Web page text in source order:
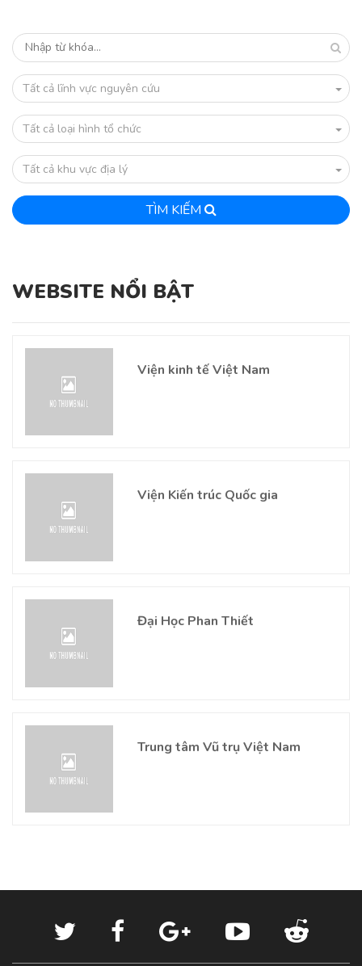
Tất cả lĩnh vực nguyên cứu
Tất cả loại hình tổ chức
Tất cả khu vực địa lý
TÌM KIẾM
WEBSITE NỔI BẬT
Viện kinh tế Việt Nam
Viện Kiến trúc Quốc gia
Đại Học Phan Thiết
Trung tâm Vũ trụ Việt Nam